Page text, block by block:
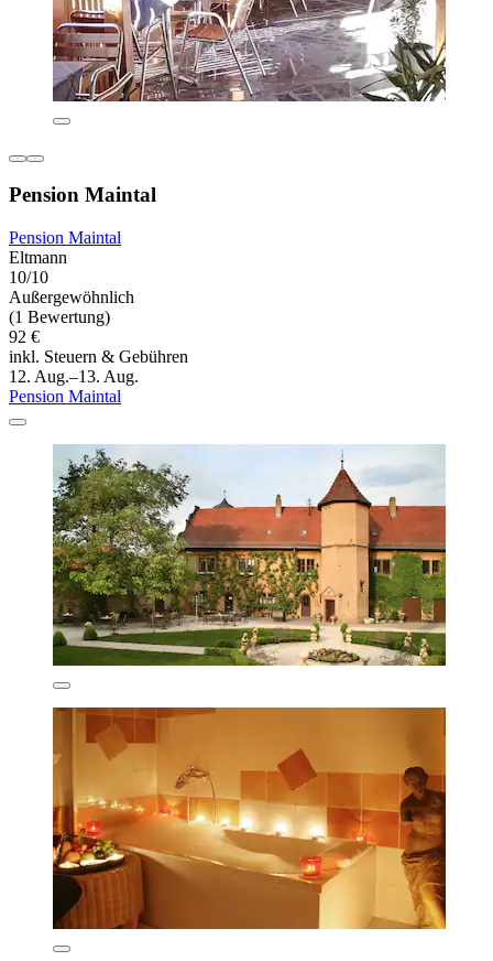
Pension Maintal
Pension Maintal
Eltmann
10/10
Außergewöhnlich
(1 Bewertung)
92 €
inkl. Steuern & Gebühren
12. Aug.–13. Aug.
Pension Maintal